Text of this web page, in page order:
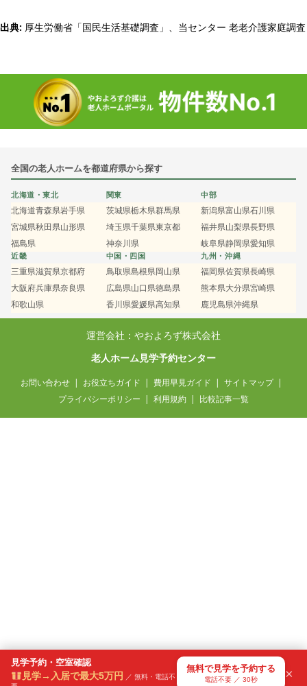
出典: 厚生労働省「国民生活基礎調査」、当センター 老老介護家庭調査
全国の老人ホームを都道府県から探す
北海道・東北
北海道青森県岩手県
宮城県秋田県山形県
福島県
関東
茨城県栃木県群馬県
埼玉県千葉県東京都
神奈川県
中部
新潟県富山県石川県
福井県山梨県長野県
岐阜県静岡県愛知県
近畿
三重県滋賀県京都府
大阪府兵庫県奈良県
和歌山県
中国・四国
鳥取県島根県岡山県
広島県山口県徳島県
香川県愛媛県高知県
九州・沖縄
福岡県佐賀県長崎県
熊本県大分県宮崎県
鹿児島県沖縄県
運営会社：やおよろず株式会社
老人ホーム見学予約センター
お問い合わせ お役立ちガイド 費用早見ガイド
サイトマップ
プライバシーポリシー
利用規約 比較記事一覧
見学予約・空室確認
見学→入居で最大5万円
／ 無料・電話不
無料で見学を予約する
電話不要 ／ 30秒 ×